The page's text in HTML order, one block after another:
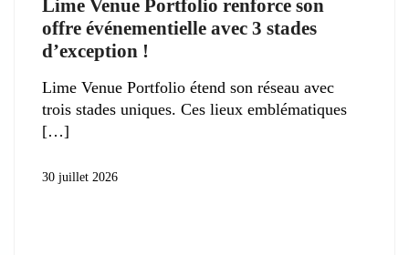
Lime Venue Portfolio renforce son
offre événementielle avec 3 stades
d’exception !
Lime Venue Portfolio étend son réseau avec
trois stades uniques. Ces lieux emblématiques
30 juillet 2026